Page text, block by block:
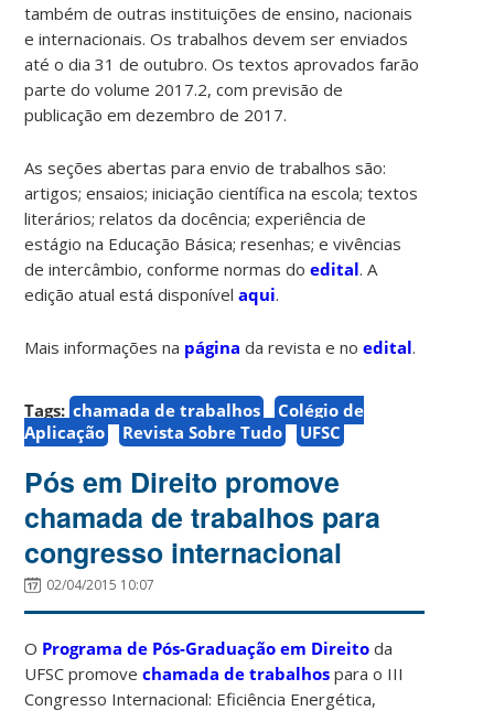
também de outras instituições de ensino, nacionais
e internacionais. Os trabalhos devem ser enviados
até o dia 31 de outubro. Os textos aprovados farão
parte do volume 2017.2, com previsão de
publicação em dezembro de 2017.
As seções abertas para envio de trabalhos são:
artigos; ensaios; iniciação científica na escola; textos
literários; relatos da docência; experiência de
estágio na Educação Básica; resenhas; e vivências
de intercâmbio, conforme normas doedital. A
edição atual está disponívelaqui.
Mais informações na página da revista e noedital.
Tags: chamada de trabalhos
Colégio de
Aplicação
Revista Sobre Tudo UFSC
Pós em Direito promove
chamada de trabalhos para
congresso internacional
02/04/2015 10:07
O Programa de Pós-Graduação em Direitoda
UFSC promovechamada de trabalhos para o III
Congresso Internacional: Eficiência Energética,